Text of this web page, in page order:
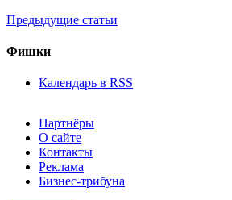
Предыдущие статьи
Фишки
Календарь в RSS
Партнёры
О сайте
Контакты
Реклама
Бизнес-трибуна